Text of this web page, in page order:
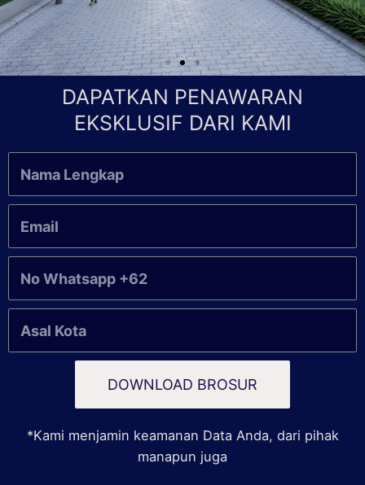
DAPATKAN PENAWARAN
EKSKLUSIF DARI KAMI
DOWNLOAD BROSUR
*Kami menjamin keamanan Data Anda, dari pihak
manapun juga